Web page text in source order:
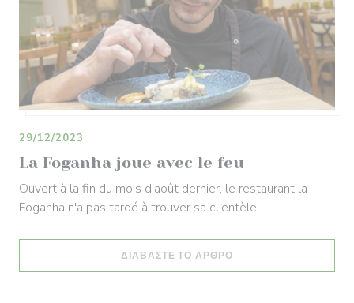
La Foganha joue avec le feu
29/12/2023
Ouvert à la fin du mois d'août dernier, le restaurant la
Foganha n'a pas tardé à trouver sa clientèle.
ΔΙΑΒΆΣΤΕ ΤΟ ΆΡΘΡΟ